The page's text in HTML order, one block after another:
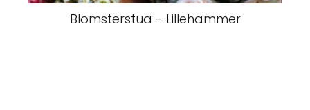
Blomsterstua - Lillehammer